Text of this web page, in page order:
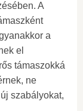
A
a
el
támaszokká
ne
szabályokat,